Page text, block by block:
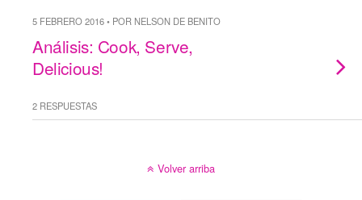
5 FEBRERO 2016 • POR NELSON DE BENITO
Análisis: Cook, Serve,
Delicious!
2 RESPUESTAS
Volver arriba